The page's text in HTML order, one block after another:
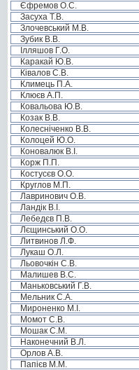
Єфремов О.С.
Засуха Т.В.
Злочевський М.В.
Зубик В.В.
Ілляшов Г.О.
Каракай Ю.В.
Ківалов С.В.
Климець П.А.
Клюєв А.П.
Ковальова Ю.В.
Козак В.В.
Колесніченко В.В.
Колоцей Ю.О.
Коновалюк В.І.
Корж П.П.
Костусєв О.О.
Круглов М.П.
Лавринович О.В.
Ландік В.І.
Лебедєв П.В.
Лєщинський О.О.
Литвинов Л.Ф.
Лукаш О.Л.
Льовочкін С.В.
Малишев В.С.
Маньковський Г.В.
Мельник С.А.
Мироненко М.І.
Момот С.В.
Мошак С.М.
Наконечний В.Л.
Орлов А.В.
Папієв М.М.